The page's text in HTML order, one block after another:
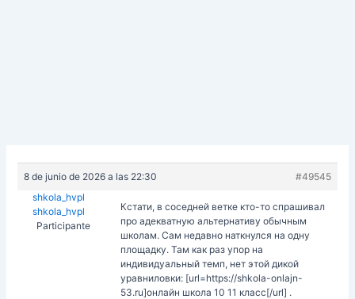
8 de junio de 2026 a las 22:30
#49545
shkola_hvpl
shkola_hvpl
Participante
Кстати, в соседней ветке кто-то спрашивал
про адекватную альтернативу обычным
школам. Сам недавно наткнулся на одну
площадку. Там как раз упор на
индивидуальный темп, нет этой дикой
уравниловки: [url=https://shkola-onlajn-
53.ru]онлайн школа 10 11 класс[/url] .